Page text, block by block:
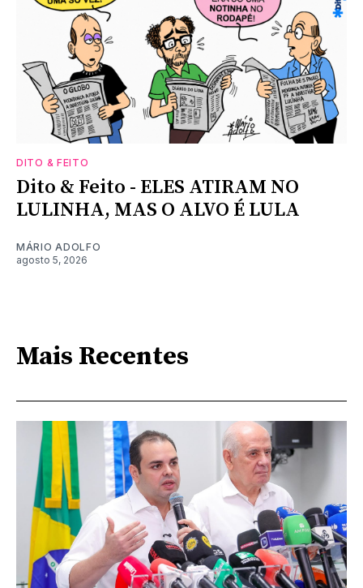
DITO & FEITO
Dito & Feito - ELES ATIRAM NO
LULINHA, MAS O ALVO É LULA
MÁRIO ADOLFO
agosto 5, 2026
Mais Recentes